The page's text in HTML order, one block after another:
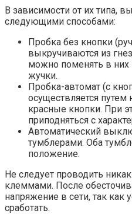
В зависимости от их типа,
следующими способами:
Пробка без кнопки
выкручиваются из
можно поменять в них
жучки.
Пробка-автомат (с
осуществляется
красные кнопки. При
приподняться с
Автоматический
тумблерами. Оба
положение.
Не следует проводить
клеммами. После
напряжение в сети, так как
сработать.